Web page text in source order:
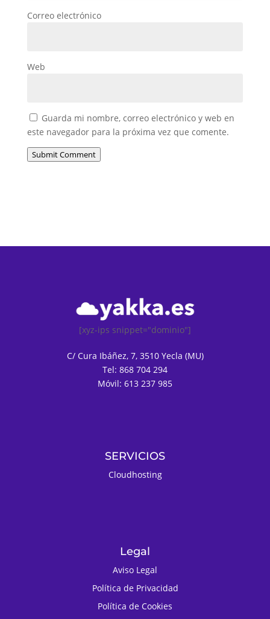
Correo electrónico
Web
Guarda mi nombre, correo electrónico y web en
este navegador para la próxima vez que comente.
Submit Comment
[xyz-ips snippet="dominio"]
C/ Cura Ibáñez, 7, 3510 Yecla (MU)
Tel: 868 704 294
Móvil: 613 237 985
SERVICIOS
Cloudhosting
Legal
Aviso Legal
Política de Privacidad
Política de Cookies